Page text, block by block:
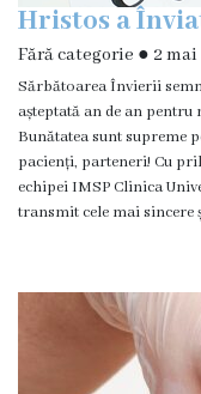
Hristos a
Fără categorie ● 2 mai
Sărbătoarea Învierii
așteptată an de an
Bunătatea sunt supreme
pacienți, parteneri! Cu
echipei IMSP Clinica
transmit cele mai sincere